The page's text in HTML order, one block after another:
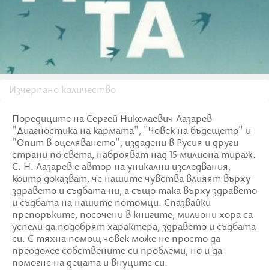
Изчерпано количество
Поредиците на Сергей Николаевич Лазарев
"Диагностика на кармата", "Човек на бъдещето" и
"Опит в оцеляването", издадени в Русия и други
страни по света, наброяват над 15 милиона тираж.
С. Н. Лазарев е автор на уникални изследвания,
които доказват, че нашите чувства влияят върху
здравето и съдбата ни, а също така върху здравето
и съдбата на нашите потомци. Спазвайки
препоръките, посочени в книгите, милиони хора са
успели да подобрят характера, здравето и съдбата
си. С тяхна помощ човек може не просто да
преодолее собствените си проблеми, но и да
помогне на децата и внуците си.